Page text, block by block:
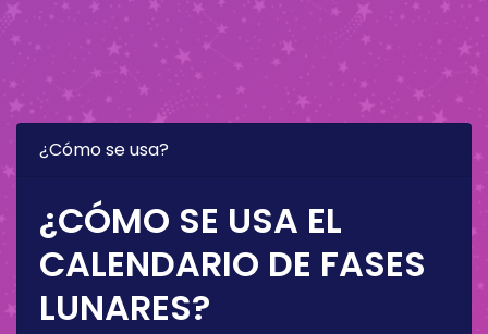
¿Cómo se usa?
¿CÓMO SE USA EL
CALENDARIO DE FASES
LUNARES?